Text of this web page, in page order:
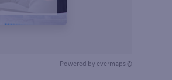
Powered by evermaps ©